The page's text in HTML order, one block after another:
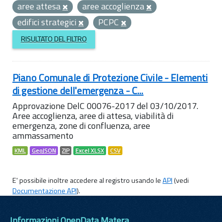
aree attesa
aree accoglienza
edifici strategici
PCPC
RISULTATO DEL FILTRO
Piano Comunale di Protezione Civile - Elementi
di gestione dell'emergenza - C...
Approvazione DelC 00076-2017 del 03/10/2017.
Aree accoglienza, aree di attesa, viabilità di
emergenza, zone di confluenza, aree
ammassamento
KML GeoJSON ZIP Excel XLSX CSV
E' possibile inoltre accedere al registro usando leAPI(vedi
Documentazione API).